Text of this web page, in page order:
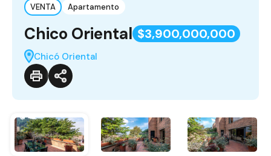
VENTA Apartamento
Chico Oriental $3,900,000,000
Chicó Oriental